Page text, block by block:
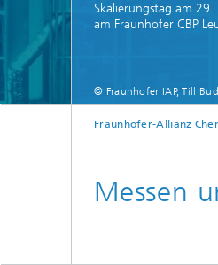
Skalierungstag am
am Fraunhofer CBP
© Fraunhofer IAP, Till
Fraunhofer-Allianz
Messen